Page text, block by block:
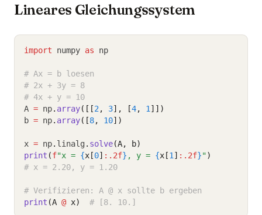
Lineares Gleichungssystem
import numpy as np
# Ax = b loesen
# 2x + 3y = 8
# 4x + y = 10
A = np. array([[2 , 3], [4, 1 ]])
b = np. array([8, 10])
x = np. linalg . solve(A, b)
print (f"x = {x[0] :.2f} , y = {x[1 ] :.2f}")
# x = 2.20, y = 1.20
# Verifizieren: A @ x sollte b ergeben
print (A @ x) # [8. 10.]